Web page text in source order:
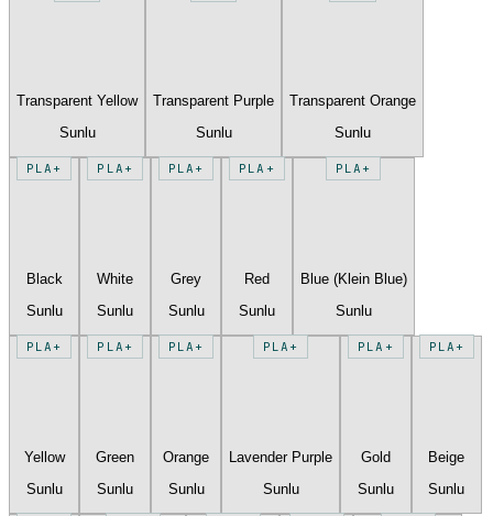
Transparent Yellow
Sunlu
Transparent Purple
Sunlu
Transparent Orange
Sunlu
PLA+
Black
Sunlu
PLA+
White
Sunlu
PLA+
Grey
Sunlu
PLA+
Red
Sunlu
PLA+
Blue (Klein Blue)
Sunlu
PLA+
Yellow
Sunlu
PLA+
Green
Sunlu
PLA+
Orange
Sunlu
PLA+
Lavender Purple
Sunlu
PLA+
Gold
Sunlu
PLA+
Beige
Sunlu